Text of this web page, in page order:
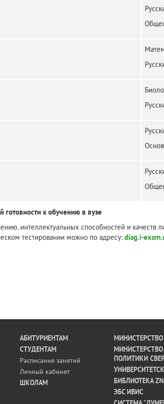
готовности к обучению в вузе
интеллектуальных способностей и
тестировании можно по адресу: diag.i-
АБИТУРИЕНТАМ
СТУДЕНТАМ
Расписание занятий
Личный кабинет
ШКОЛАМ
ПОЛИТИКИ
БИБЛИОТЕКА
ЭБС ИВИС